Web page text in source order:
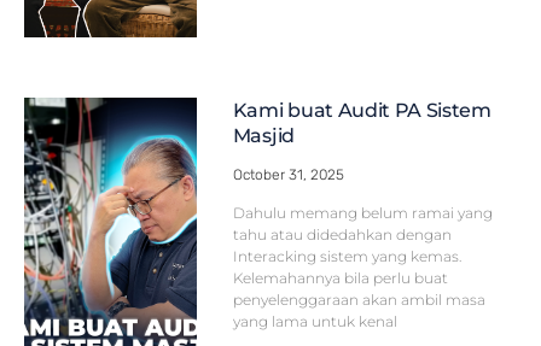
Kami buat Audit PA Sistem
Masjid
October 31, 2025
Dahulu memang belum ramai yang
tahu atau didedahkan dengan
Interacking sistem yang kemas.
Kelemahannya bila perlu buat
penyelenggaraan akan ambil masa
yang lama untuk kenal